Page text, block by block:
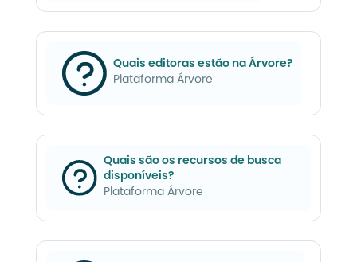
Quais editoras estão na Árvore?
Plataforma Árvore
Quais são os recursos de busca
disponíveis?
Plataforma Árvore